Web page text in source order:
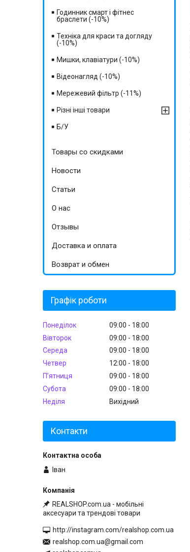
Годинник смарт і фітнес
браслети (-10%)
Техніка для краси та догляду
(-10%)
Мишки, клавіатури (-10%)
Відеонагляд (-10%)
Мережевий фільтр (-11%)
Різні інші товари
Б/У
Товары со скидками
Новости
Статьи
О нас
Отзывы
Доставка и оплата
Возврат и обмен
Графік роботи
Понеділок 09:00
18:00
Вівторок
09:00
18:00
Середа
09:00
18:00
Четвер
12:00
18:00
Пʼятниця
09:00
18:00
Субота
09:00
18:00
Неділя
Вихідний
Контакти
Іван
REALSHOP.com.ua - мобільні
аксесуари та трендові товари
http://instagram.com/realshop.com.ua
realshop.com.ua@gmail.com